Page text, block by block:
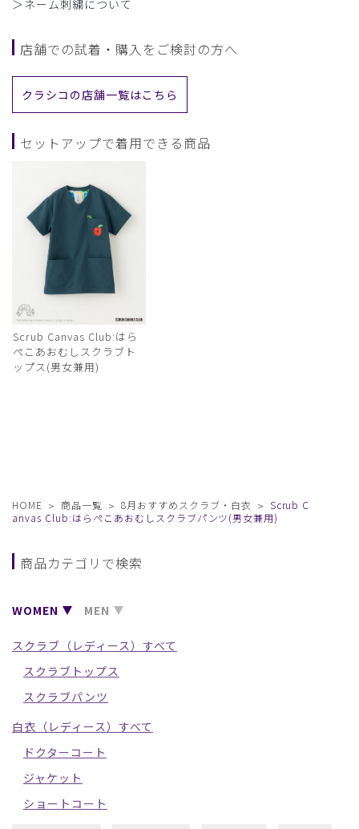
＞ネーム刺繍について
店舗での試着・購入をご検討の方へ
クラシコの店舗一覧はこちら
セットアップで着用できる商品
Scrub Canvas Club:はら
ぺこあおむしスクラブト
ップス(男女兼用)
HOME 商品一覧 8月おすすめスクラブ・白衣
Scrub C
anvas Club:はらぺこあおむしスクラブパンツ(男女兼用)
商品カテゴリで検索
WOMEN MEN
スクラブ（レディース）すべて
スクラブトップス
スクラブパンツ
白衣（レディース）すべて
ドクターコート
ジャケット
ショートコート